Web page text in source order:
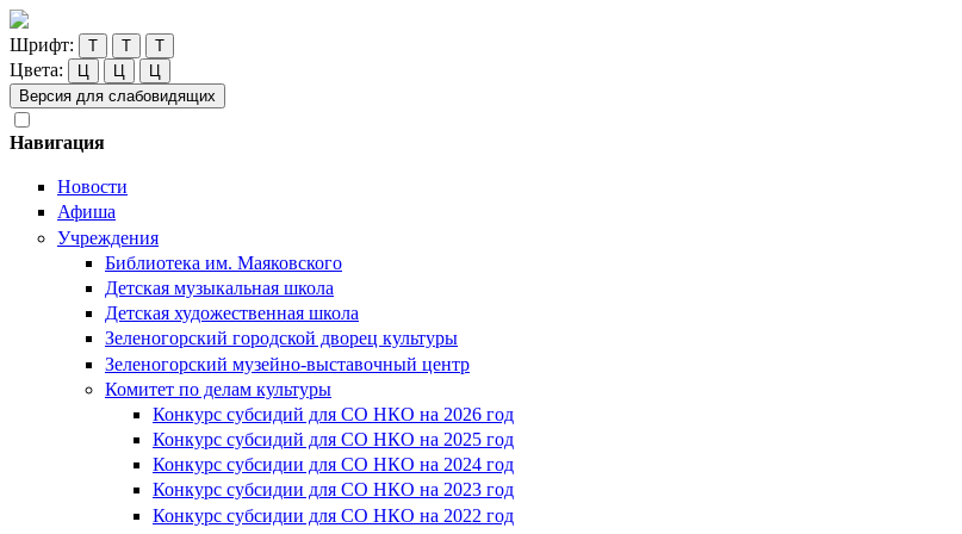
Шрифт: Т Т Т
Цвета: Ц Ц
Ц
Версия для слабовидящих
Навигация
Новости
Афиша
Учреждения
Библиотека им. Маяковского
Детская музыкальная школа
Детская художественная школа
Зеленогорский городской дворец культуры
Зеленогорский музейно-выставочный центр
Комитет по делам культуры
Конкурс субсидий для СО НКО на 2026 год
Конкурс субсидий для СО НКО на 2025 год
Конкурс субсидии для СО НКО на 2024 год
Конкурс субсидии для СО НКО на 2023 год
Конкурс субсидии для СО НКО на 2022 год